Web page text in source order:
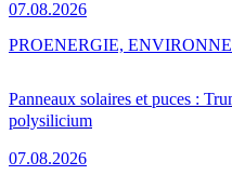
07.08.2026
Panneaux solaires et puces :
polysilicium
07.08.2026
PROENERGIE,